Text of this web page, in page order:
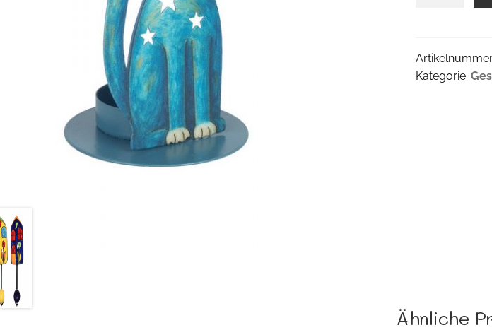
Kategorie:
Ähnliche